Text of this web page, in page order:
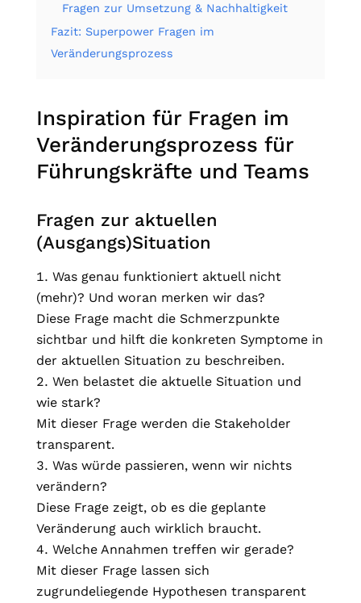
Fragen zur Umsetzung & Nachhaltigkeit
Fazit: Superpower Fragen im
Veränderungsprozess
Inspiration für Fragen im
Veränderungsprozess für
Führungskräfte und Teams
Fragen zur aktuellen
(Ausgangs)Situation
Was genau funktioniert aktuell nicht
(mehr)? Und woran merken wir das?
Diese Frage macht die Schmerzpunkte
sichtbar und hilft die konkreten Symptome in
der aktuellen Situation zu beschreiben.
Wen belastet die aktuelle Situation und
wie stark?
Mit dieser Frage werden die Stakeholder
transparent.
Was würde passieren, wenn wir nichts
verändern?
Diese Frage zeigt, ob es die geplante
Veränderung auch wirklich braucht.
Welche Annahmen treffen wir gerade?
Mit dieser Frage lassen sich
zugrundeliegende Hypothesen transparent